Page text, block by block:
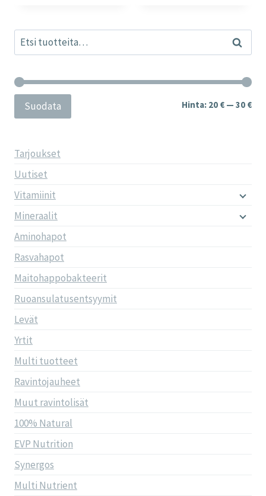
Etsi: Haku
Suodata Hinta: 20 € — 30 €
Tarjoukset
Uutiset
Vitamiinit
Mineraalit
Aminohapot
Rasvahapot
Maitohappobakteerit
Ruoansulatusentsyymit
Levät
Yrtit
Multi tuotteet
Ravintojauheet
Muut ravintolisät
100% Natural
EVP Nutrition
Synergos
Multi Nutrient